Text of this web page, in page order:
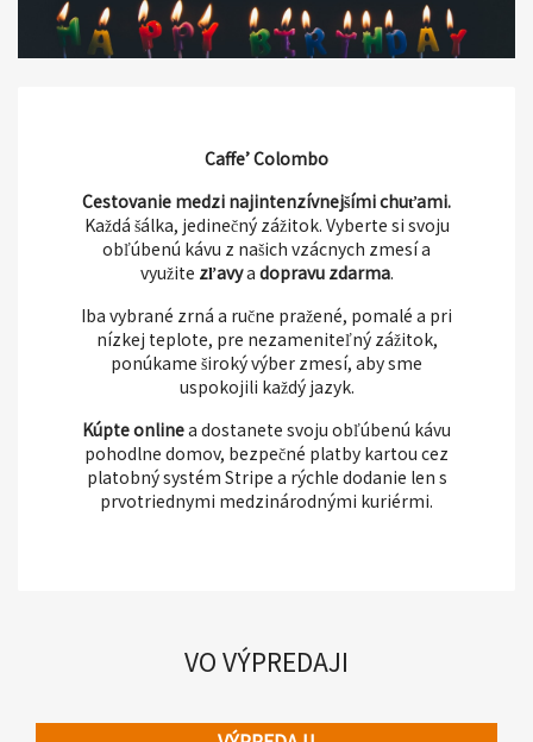
Caffe’ Colombo
Cestovanie medzi najintenzívnejšími chuťami.
Každá šálka, jedinečný zážitok. Vyberte si svoju
obľúbenú kávu z našich vzácnych zmesí a
využite zľavya dopravu zdarma.
Iba vybrané zrná a ručne pražené, pomalé a pri
nízkej teplote, pre nezameniteľný zážitok,
ponúkame široký výber zmesí, aby sme
uspokojili každý jazyk.
Kúpte onlinea dostanete svoju obľúbenú kávu
pohodlne domov, bezpečné platby kartou cez
platobný systém Stripe a rýchle dodanie len s
prvotriednymi medzinárodnými kuriérmi.
VO VÝPREDAJI